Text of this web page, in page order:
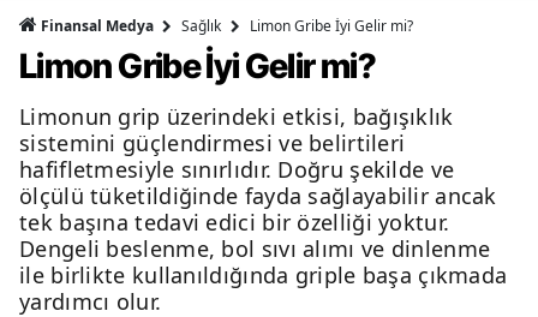
Finansal Medya Sağlık Limon Gribe İyi Gelir mi?
Limon Gribe İyi Gelir mi?
Limonun grip üzerindeki etkisi, bağışıklık
sistemini güçlendirmesi ve belirtileri
hafifletmesiyle sınırlıdır. Doğru şekilde ve
ölçülü tüketildiğinde fayda sağlayabilir ancak
tek başına tedavi edici bir özelliği yoktur.
Dengeli beslenme, bol sıvı alımı ve dinlenme
ile birlikte kullanıldığında griple başa çıkmada
yardımcı olur.